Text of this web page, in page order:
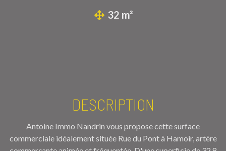
32 m²
DESCRIPTION
Antoine Immo Nandrin vous propose cette surface
commerciale idéalement située Rue du Pont à Hamoir, artère